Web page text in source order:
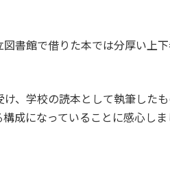
書館で借りた本では分厚い上
、学校の読本として執筆した
成になっていることに感心し